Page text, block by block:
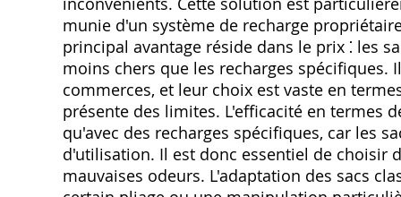
munie d'un système de recharge
principal avantage réside dans le prix ⁚ les
moins chers que les recharges
commerces, et leur choix est vaste en
présente des limites. L'efficacité en termes
qu'avec des recharges spécifiques, car les
d'utilisation. Il est donc essentiel de choisir
mauvaises odeurs. L'adaptation des sacs